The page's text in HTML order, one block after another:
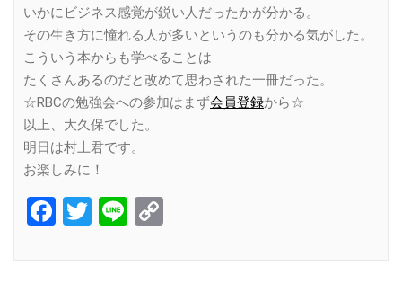
いかにビジネス感覚が鋭い人だったかが分かる。
その生き方に憧れる人が多いというのも分かる気がした。
こういう本からも学べることは
たくさんあるのだと改めて思わされた一冊だった。
☆RBCの勉強会への参加はまず会員登録から☆
以上、大久保でした。
明日は村上君です。
お楽しみに！
Facebook
Twitter
Line